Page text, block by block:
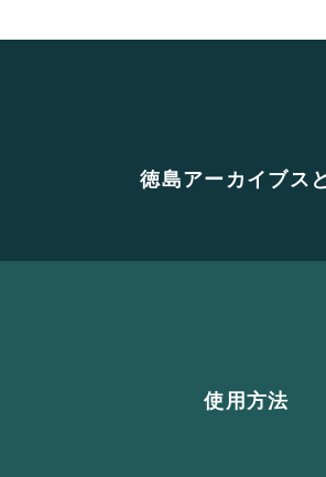
徳島アーカイブス
使用方法